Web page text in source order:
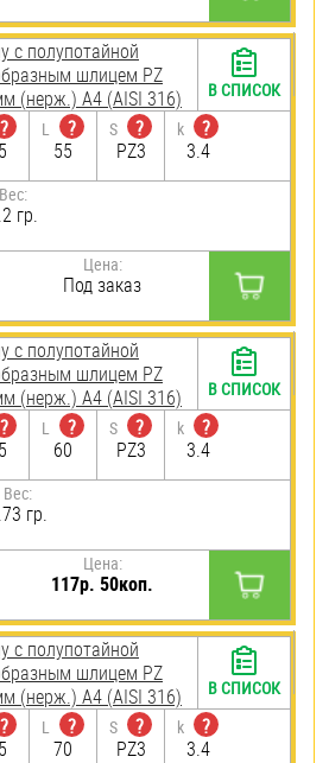
с полупотайной
шлицем PZ
(нерж.) A4 (AISI 316)
?
L
?
55
S
?
PZ3
k
?
3.4
Вес:
гр.
Цена:
Под заказ
В СПИСОК
с полупотайной
шлицем PZ
(нерж.) A4 (AISI 316)
?
L
?
60
S
?
PZ3
k
?
3.4
Вес:
гр.
Цена:
117р. 50коп.
В СПИСОК
с полупотайной
шлицем PZ
(нерж.) A4 (AISI 316)
?
L
?
70
S
?
PZ3
k
?
3.4
В СПИСОК